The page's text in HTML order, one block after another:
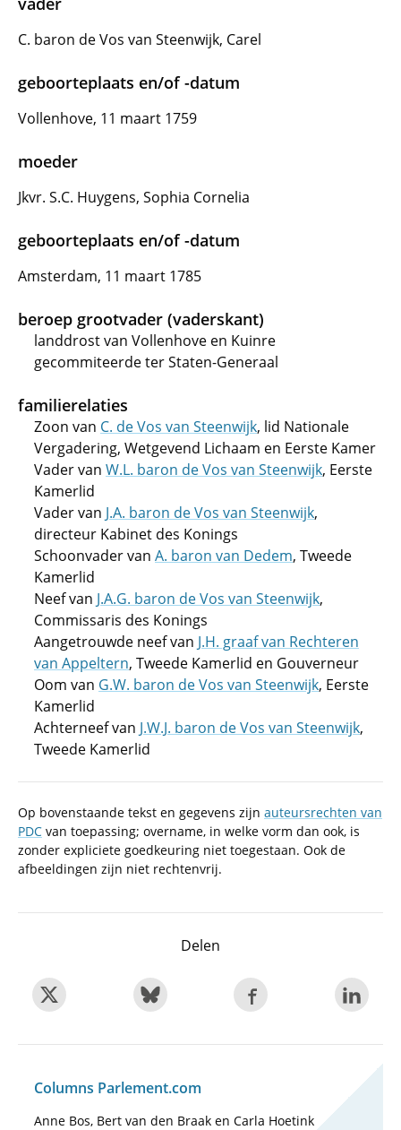
C. baron de Vos van Steenwijk, Carel
geboorteplaats en/of -datum
Vollenhove, 11 maart 1759
moeder
Jkvr. S.C. Huygens, Sophia Cornelia
geboorteplaats en/of -datum
Amsterdam, 11 maart 1785
beroep grootvader (vaderskant)
landdrost van Vollenhove en Kuinre
gecommiteerde ter Staten-Generaal
familierelaties
Zoon van C. de Vos van Steenwijk, lid Nationale
Vergadering, Wetgevend Lichaam en Eerste Kamer
Vader van W.L. baron de Vos van Steenwijk, Eerste
Kamerlid
Vader van J.A. baron de Vos van Steenwijk,
directeur Kabinet des Konings
Schoonvader van A. baron van Dedem, Tweede
Kamerlid
Neef van J.A.G. baron de Vos van Steenwijk,
Commissaris des Konings
Aangetrouwde neef van J.H. graaf van Rechteren
van Appeltern, Tweede Kamerlid en Gouverneur
Oom van G.W. baron de Vos van Steenwijk, Eerste
Kamerlid
Achterneef van J.W.J. baron de Vos van Steenwijk,
Tweede Kamerlid
Op bovenstaande tekst en gegevens zijn auteursrechten van
PDC van toepassing; overname, in welke vorm dan ook, is
zonder expliciete goedkeuring niet toegestaan. Ook de
afbeeldingen zijn niet rechtenvrij.
Delen
Columns Parlement.com
Anne Bos, Bert van den Braak en Carla Hoetink